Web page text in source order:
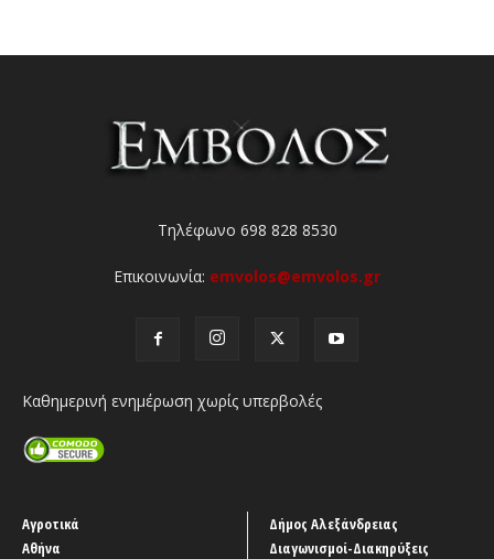
Τηλέφωνο 698 828 8530
Επικοινωνία: emvolos@emvolos.gr
Καθημερινή ενημέρωση χωρίς υπερβολές
Αγροτικά
Αθήνα
Δήμος Αλεξάνδρειας
Διαγωνισμοί-Διακηρύξεις